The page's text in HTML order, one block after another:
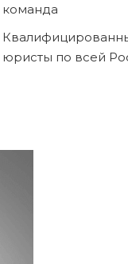
команда
юристы по всей